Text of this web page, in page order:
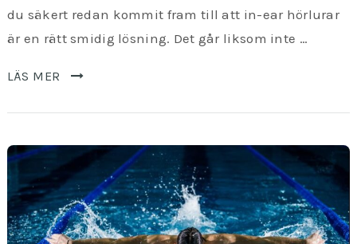
du säkert redan kommit fram till att in-ear hörlurar
är en rätt smidig lösning. Det går liksom inte …
LÄS MER